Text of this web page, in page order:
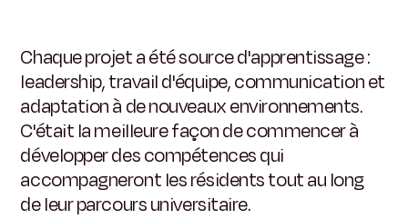
Chaque projet a été source d'apprentissage :
leadership, travail d'équipe, communication et
adaptation à de nouveaux environnements.
C'était la meilleure façon de commencer à
développer des compétences qui
accompagneront les résidents tout au long
de leur parcours universitaire.